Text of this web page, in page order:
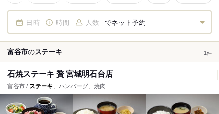
日時 時間 人数 でネット予約
富谷市のステーキ 1 件
石焼ステーキ 贅 宮城明石台店
富谷市 / ステーキ、ハンバーグ、焼肉